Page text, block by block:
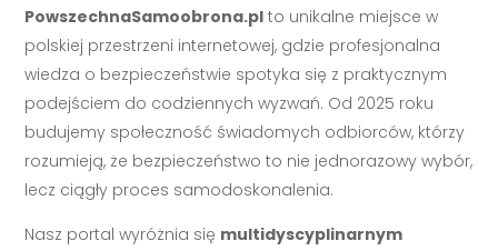
PowszechnaSamoobrona.pl to unikalne miejsce w
polskiej przestrzeni internetowej, gdzie profesjonalna
wiedza o bezpieczeństwie spotyka się z praktycznym
podejściem do codziennych wyzwań. Od 2025 roku
budujemy społeczność świadomych odbiorców, którzy
rozumieją, że bezpieczeństwo to nie jednorazowy wybór,
lecz ciągły proces samodoskonalenia.
Nasz portal wyróżnia się multidyscyplinarnym